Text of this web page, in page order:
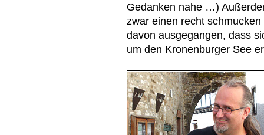
Gedanken nahe …)
zwar einen recht
davon ausgegangen, dass
um den Kronenburger See